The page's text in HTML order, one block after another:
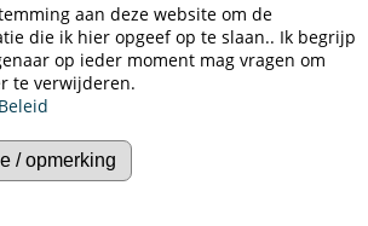
aan deze website om de
die ik hier opgeef op te slaan.. Ik begrijp
op ieder moment mag vragen om
te verwijderen.